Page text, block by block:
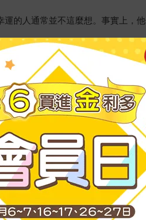
的人通常並不這麼想。事實上，
理的直覺採取行動。本書將會為
初靈感來源。相信讀者會像我一
一生中派上用場，一次又一次地
它能幫你洞察厄運潛伏之處。我強